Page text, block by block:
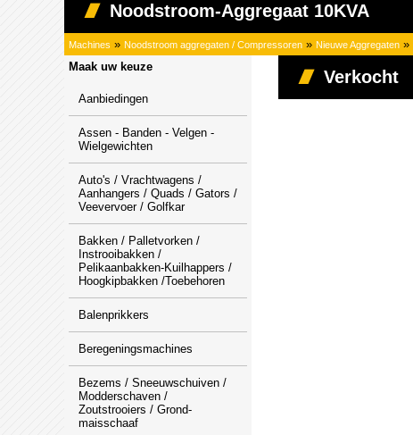
Noodstroom-Aggregaat 10KVA
Machines » Noodstroom aggregaten / Compressoren » Nieuwe Aggregaten »
Maak uw keuze
Aanbiedingen
Assen - Banden - Velgen -
Wielgewichten
Auto's / Vrachtwagens /
Aanhangers / Quads / Gators /
Veevervoer / Golfkar
Bakken / Palletvorken /
Instrooibakken /
Pelikaanbakken-Kuilhappers /
Hoogkipbakken /Toebehoren
Balenprikkers
Beregeningsmachines
Bezems / Sneeuwschuiven /
Modderschaven /
Zoutstrooiers / Grond-
maisschaaf
Verkocht